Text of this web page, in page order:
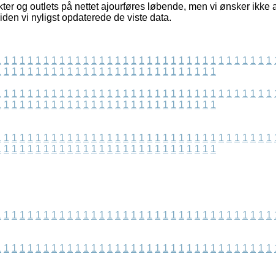
og outlets på nettet ajourføres løbende, men vi ønsker ikke
vi nyligst opdaterede de viste data.
1 1 1 1 1 1 1 1 1 1 1 1 1 1 1 1 1 1 1 1 1 1 1 1 1 1 1 1 1 1 1 1 1 1
1 1 1 1 1 1 1 1 1 1 1 1 1 1 1 1 1 1 1 1 1 1 1 1 1 1 1
1 1 1 1 1 1 1 1 1 1 1 1 1 1 1 1 1 1 1 1 1 1 1 1 1 1 1 1 1 1 1 1 1 1
1 1 1 1 1 1 1 1 1 1 1 1 1 1 1 1 1 1 1 1 1 1 1 1 1 1 1
1 1 1 1 1 1 1 1 1 1 1 1 1 1 1 1 1 1 1 1 1 1 1 1 1 1 1 1 1 1 1 1 1 1
1 1 1 1 1 1 1 1 1 1 1 1 1 1 1 1 1 1 1 1 1 1 1 1 1 1 1
1 1 1 1 1 1 1 1 1 1 1 1 1 1 1 1 1 1 1 1 1 1 1 1 1 1 1 1 1 1 1 1 1 1
1 1 1 1 1 1 1 1 1 1 1 1 1 1 1 1 1 1 1 1 1 1 1 1 1 1 1 1 1 1 1 1 1 1